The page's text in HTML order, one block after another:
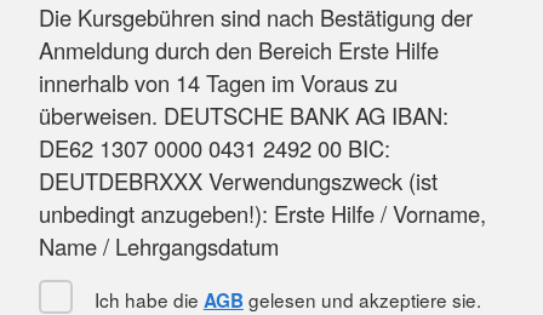
Die Kursgebühren sind nach Bestätigung der
Anmeldung durch den Bereich Erste Hilfe
innerhalb von 14 Tagen im Voraus zu
überweisen. DEUTSCHE BANK AG IBAN:
DE62 1307 0000 0431 2492 00 BIC:
DEUTDEBRXXX Verwendungszweck (ist
unbedingt anzugeben!): Erste Hilfe / Vorname,
Name / Lehrgangsdatum
Ich habe die AGB gelesen und akzeptiere sie.